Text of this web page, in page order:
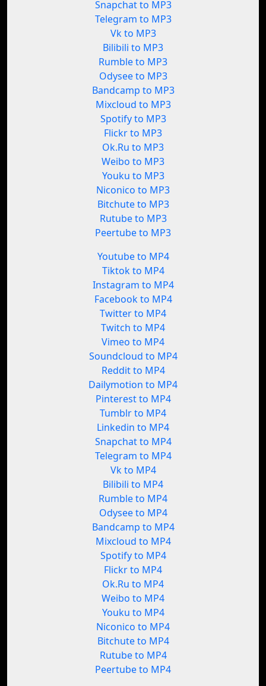
Snapchat to MP3
Telegram to MP3
Vk to MP3
Bilibili to MP3
Rumble to MP3
Odysee to MP3
Bandcamp to MP3
Mixcloud to MP3
Spotify to MP3
Flickr to MP3
Ok.Ru to MP3
Weibo to MP3
Youku to MP3
Niconico to MP3
Bitchute to MP3
Rutube to MP3
Peertube to MP3
Youtube to MP4
Tiktok to MP4
Instagram to MP4
Facebook to MP4
Twitter to MP4
Twitch to MP4
Vimeo to MP4
Soundcloud to MP4
Reddit to MP4
Dailymotion to MP4
Pinterest to MP4
Tumblr to MP4
Linkedin to MP4
Snapchat to MP4
Telegram to MP4
Vk to MP4
Bilibili to MP4
Rumble to MP4
Odysee to MP4
Bandcamp to MP4
Mixcloud to MP4
Spotify to MP4
Flickr to MP4
Ok.Ru to MP4
Weibo to MP4
Youku to MP4
Niconico to MP4
Bitchute to MP4
Rutube to MP4
Peertube to MP4